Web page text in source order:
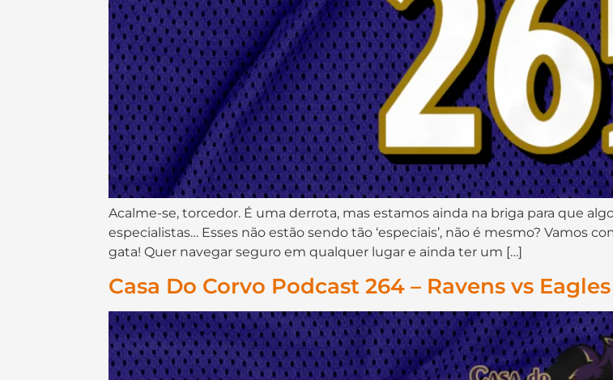
Acalme-se, torcedor. É uma derrota, mas estamos ainda na briga para que
especialistas… Esses não estão sendo tão ‘especiais’, não é mesmo? Vamos
gata! Quer navegar seguro em qualquer lugar e ainda ter um […]
Casa Do Corvo Podcast 264 – Ravens vs Eagles